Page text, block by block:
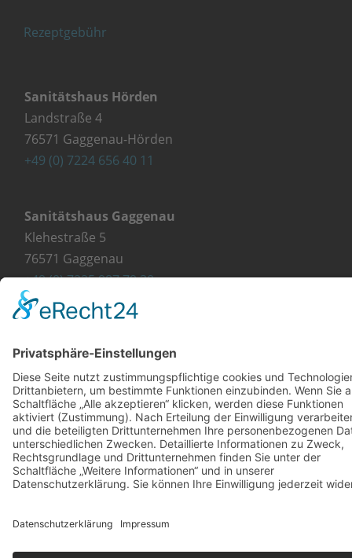
Rezeptgebühr
Sanitätshaus Hörden
Landstraße 4
76571 Gaggenau-Hörden
+49 (0) 7224 656 40 11
Sanitätshaus Gaggenau
Klehestraße 5
76571 Gaggenau
+49 (0) 7225 987 79 30
© Copyright 2023 - Orthopädie Wurst
Kontakt Impressum Datenschutzerklärung
Diese Website ist mit viel ❤ von werbekueche.com